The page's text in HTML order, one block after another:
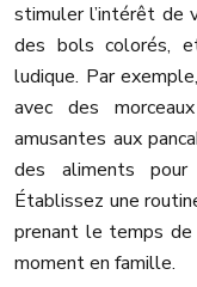
stimuler l’intérêt
des bols colorés,
ludique. Par
avec des
amusantes aux
des aliments
Établissez une
prenant le temps de
moment en famille.